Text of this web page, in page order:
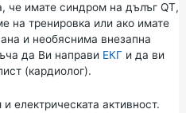
че имате синдром на дълъг QT,
на тренировка или ако имате
и необяснима внезапна
да Ви направи ЕКГи да ви
(кардиолог).
електрическата активност.